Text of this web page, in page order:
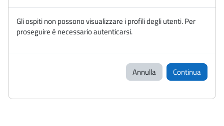
Gli ospiti non possono visualizzare i profili degli utenti. Per
proseguire è necessario autenticarsi.
Annulla Continua